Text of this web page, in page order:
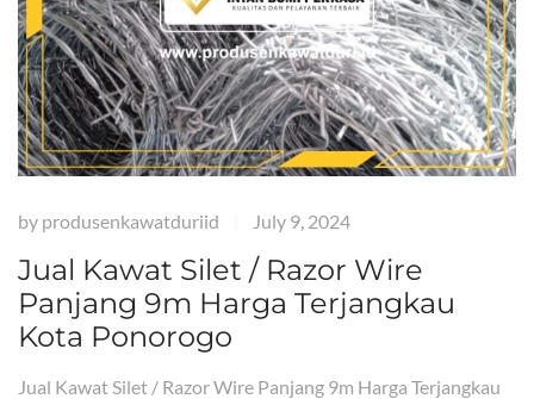
by produsenkawatduriid July 9, 2024
Jual Kawat Silet / Razor Wire
Panjang 9m Harga Terjangkau
Kota Ponorogo
Jual Kawat Silet / Razor Wire Panjang 9m Harga Terjangkau